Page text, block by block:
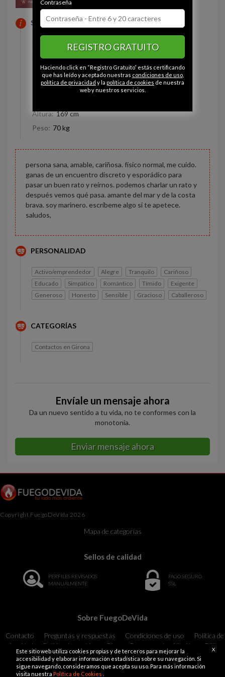
SOBRE MI
Estado civil: Prefiere no decirlo
Fumador/a: Sí
Ojos: Avellana
Pelo: Castaño
Altura: 169 cm
Peso: 70 kg
persona sana, amable, cariñosa. físico normal, me cuido.
ganas de un encuentro discreto y esporádico para
pasar un buen rato y reírnos. podemos charlar un rato y
después vemos qué pasa. amante del mar y de la costa
brava. soy marinero. escríbeme algo si te apetece.
saludos,
PERSONALIDAD
Activo/emprendedor Alegre Tranquilo
Cariñoso
Educado
Simpático Romántico Tímido
Exigente
Generoso
Honesto Sensible Gracioso Caballeroso
CATEGORÍAS
Contactos en Girona
Envíale un mensaje ahora
Da un nuevo sentido a tu vida, no te conformes con la
monotonía.
Enviar mensaje ahora
Contraseña
REGISTRO GRATUITO
Haciendo click en “Registro Gratuito” estás certificando
que has leído y aceptado nuestras condiciones de uso,
política de privacidad y la política de cookies de nuestra
web y nuestros servicios.
Copyright FuegoDeVida 2026
Mapa de categorías
Sellos de calidad
PERFILES REVISADOS
MANUALMENTE
PAGO SEGURO
SSL
Sobre FuegoDeVida
Contacto Preguntas y respuestas Condiciones de uso
Política de
privacidad
Política de cookies Blog Programa de afiliación
Billing
Support
18 U.S.C. 2257 Record-Keeping Requirements Compliance
Statement Exempt
Este sitio web utiliza cookies propias y de terceros para mejorar la
accesibilidad y elaborar información estadística sobre su navegación. Si
sigue navegando, consideramos que acepta su uso. Para más información
visita nuestra Política de Cookies
X